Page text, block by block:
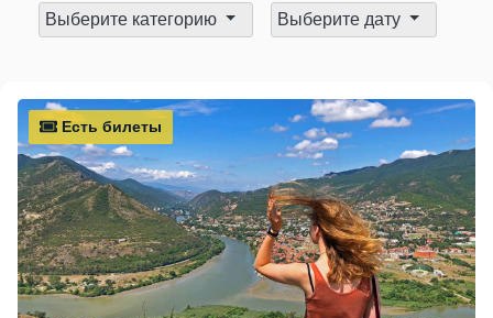
Выберите категорию Выберите дату
Есть билеты